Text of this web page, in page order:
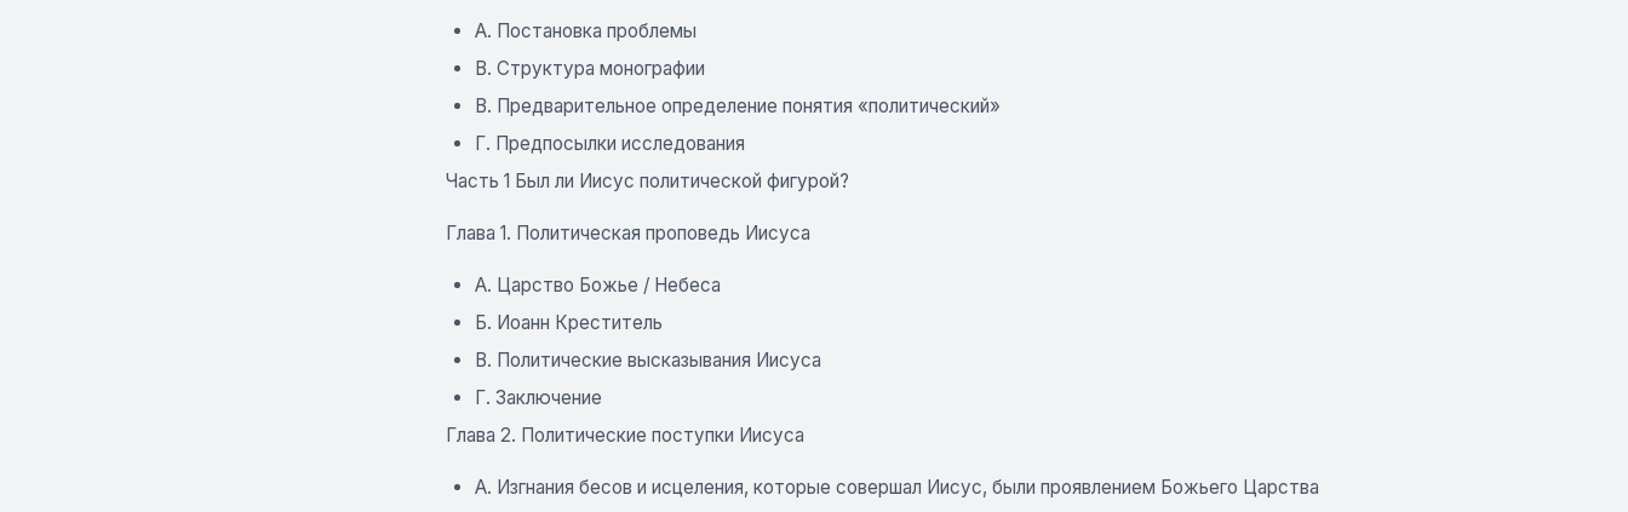
A. Постановка проблемы
B. Структура монографии
В. Предварительное определение понятия «политический»
Г. Предпосылки исследования
Часть 1 Был ли Иисус политической фигурой?
Глава 1. Политическая проповедь Иисуса
A. Царство Божье / Небеса
Б. Иоанн Креститель
B. Политические высказывания Иисуса
Г. Заключение
Глава 2. Политические поступки Иисуса
A. Изгнания бесов и исцеления, которые совершал Иисус, были проявлением Божьего Царства